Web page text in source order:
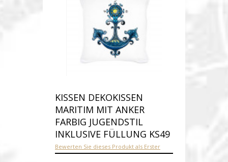
KISSEN DEKOKISSEN
MARITIM MIT ANKER
FARBIG JUGENDSTIL
INKLUSIVE FÜLLUNG KS49
Bewerten Sie dieses Produkt als Erster